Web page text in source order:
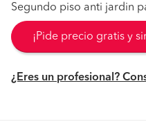
Segundo piso anti jardin
¡Pide precio gratis y
¿Eres un profesional?